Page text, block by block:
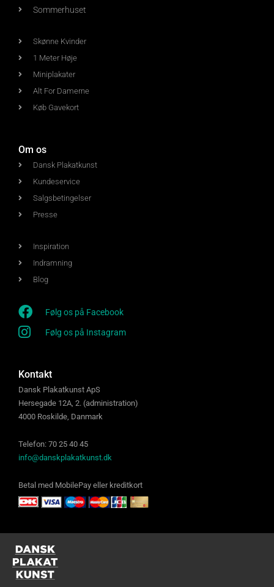
Sommerhuset
Skønne Kvinder
1 Meter Høje
Miniplakater
Alt For Damerne
Køb Gavekort
Om os
Dansk Plakatkunst
Kundeservice
Salgsbetingelser
Presse
Inspiration
Indramning
Blog
Følg os på Facebook
Følg os på Instagram
Kontakt
Dansk Plakatkunst ApS
Hersegade 12A, 2. (administration)
4000 Roskilde, Danmark
Telefon: 70 25 40 45
info@danskplakatkunst.dk
Betal med MobilePay eller kreditkort